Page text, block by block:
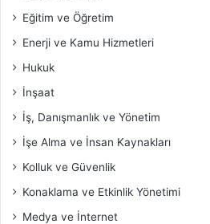
Eğitim ve Öğretim
Enerji ve Kamu Hizmetleri
Hukuk
İnşaat
İş, Danışmanlık ve Yönetim
İşe Alma ve İnsan Kaynakları
Kolluk ve Güvenlik
Konaklama ve Etkinlik Yönetimi
Medya ve İnternet